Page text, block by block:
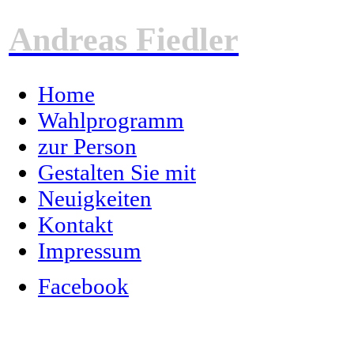
Andreas Fiedler
Home
Wahlprogramm
zur Person
Gestalten Sie mit
Neuigkeiten
Kontakt
Impressum
Facebook